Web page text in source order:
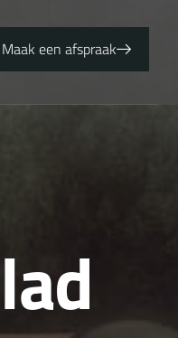
Maak een afspraak
lad